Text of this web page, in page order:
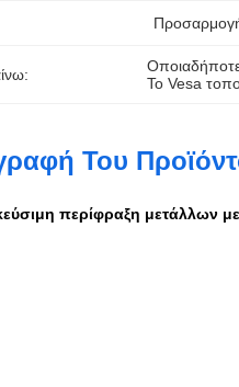
Το Vesa
Του
περίφραξη μετάλλων